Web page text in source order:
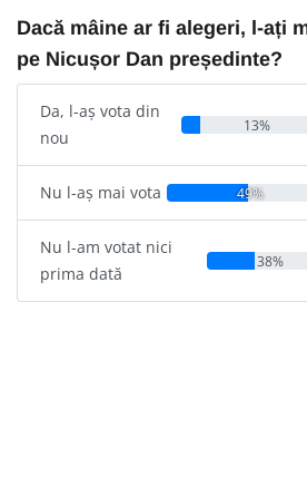
Dacă mâine ar fi alegeri, l-ați
pe Nicușor Dan președinte?
Da, l-aș vota din
nou
13%
Nu l-aș mai vota 49%
Nu l-am votat nici
prima dată
38%